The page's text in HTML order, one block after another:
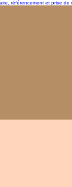
référencement et prise